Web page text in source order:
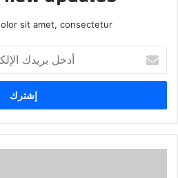
sit amet, consectetur.
خ
ب
ر